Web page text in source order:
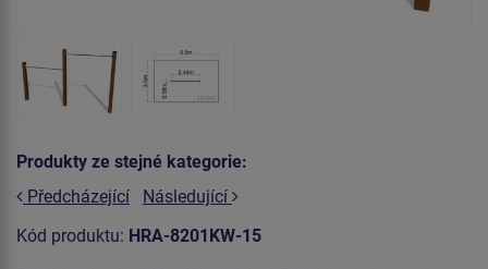
Produkty ze stejné kategorie:
Předcházející
Následující
Kód produktu: HRA-8201KW-15